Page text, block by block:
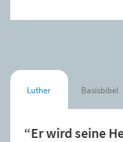
Luther Basisbibel
“Er wird seine